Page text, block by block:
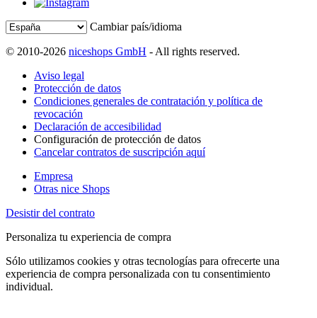
Cambiar país/idioma
© 2010-2026 niceshops GmbH - All rights reserved.
Aviso legal
Protección de datos
Condiciones generales de contratación y política de
revocación
Declaración de accesibilidad
Configuración de protección de datos
Cancelar contratos de suscripción aquí
Empresa
Otras nice Shops
Desistir del contrato
Personaliza tu experiencia de compra
Sólo utilizamos cookies y otras tecnologías para ofrecerte una
experiencia de compra personalizada con tu consentimiento
individual.